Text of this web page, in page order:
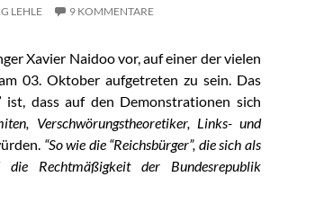
LEHLE 9 KOMMENTARE
Xavier Naidoo vor, auf einer der vielen
03. Oktober aufgetreten zu sein. Das
ist, dass auf den Demonstrationen sich
Verschwörungstheoretiker, Links- und
“So wie die “Reichsbürger”, die sich als
die Rechtmäßigkeit der Bundesrepublik